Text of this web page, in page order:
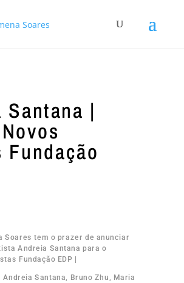
|
Soares tem o prazer de anunciar
Andreia Santana para o
Fundação EDP |
Andreia Santana, Bruno Zhu, Maria